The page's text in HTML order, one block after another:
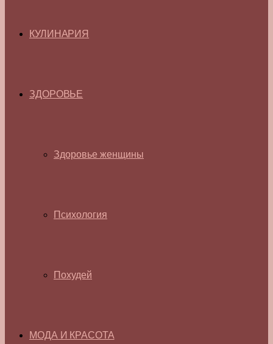
КУЛИНАРИЯ
ЗДОРОВЬЕ
Здоровье женщины
Психология
Похудей
МОДА И КРАСОТА